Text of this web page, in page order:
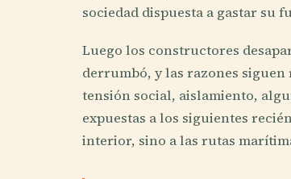
sociedad dispuesta a gastar su
Luego los constructores
derrumbó, y las razones
tensión social, aislamiento,
expuestas a los siguientes
interior, sino a las rutas